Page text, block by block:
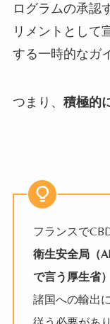
ログラムの承認
リメントとして
する一時的なガ
つまり、 積極的
フランスで
衛生安全局（
で言う厚生省
諸国への輸出